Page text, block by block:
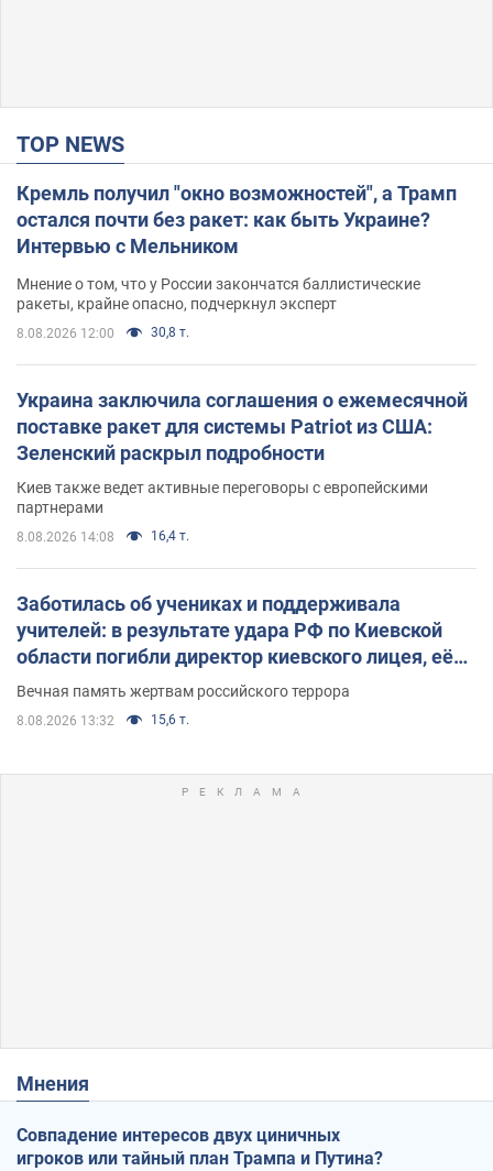
TOP NEWS
Кремль получил "окно возможностей", а Трамп
остался почти без ракет: как быть Украине?
Интервью с Мельником
Мнение о том, что у России закончатся баллистические
ракеты, крайне опасно, подчеркнул эксперт
8.08.2026 12:00 30,8 т.
Украина заключила соглашения о ежемесячной
поставке ракет для системы Patriot из США:
Зеленский раскрыл подробности
Киев также ведет активные переговоры с европейскими
партнерами
8.08.2026 14:08 16,4 т.
Заботилась об учениках и поддерживала
учителей: в результате удара РФ по Киевской
области погибли директор киевского лицея, её
муж и внук
Вечная память жертвам российского террора
8.08.2026 13:32 15,6 т.
Мнения
Совпадение интересов двух циничных
игроков или тайный план Трампа и Путина?